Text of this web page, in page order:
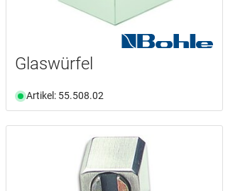
Glaswürfel
Artikel: 55.508.02